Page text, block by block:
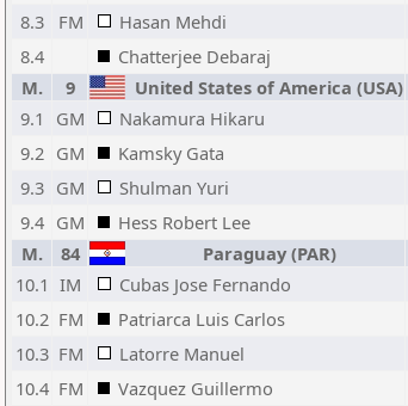
8.3
FM Hasan Mehdi
8.4
Chatterjee Debaraj
M.
9 United States of America (USA)
9.1
GM Nakamura Hikaru
9.2 GM Kamsky Gata
9.3 GM Shulman Yuri
9.4 GM Hess Robert Lee
M.
84 Paraguay (PAR)
10.1 IM Cubas Jose Fernando
10.2 FM Patriarca Luis Carlos
10.3 FM Latorre Manuel
10.4 FM Vazquez Guillermo